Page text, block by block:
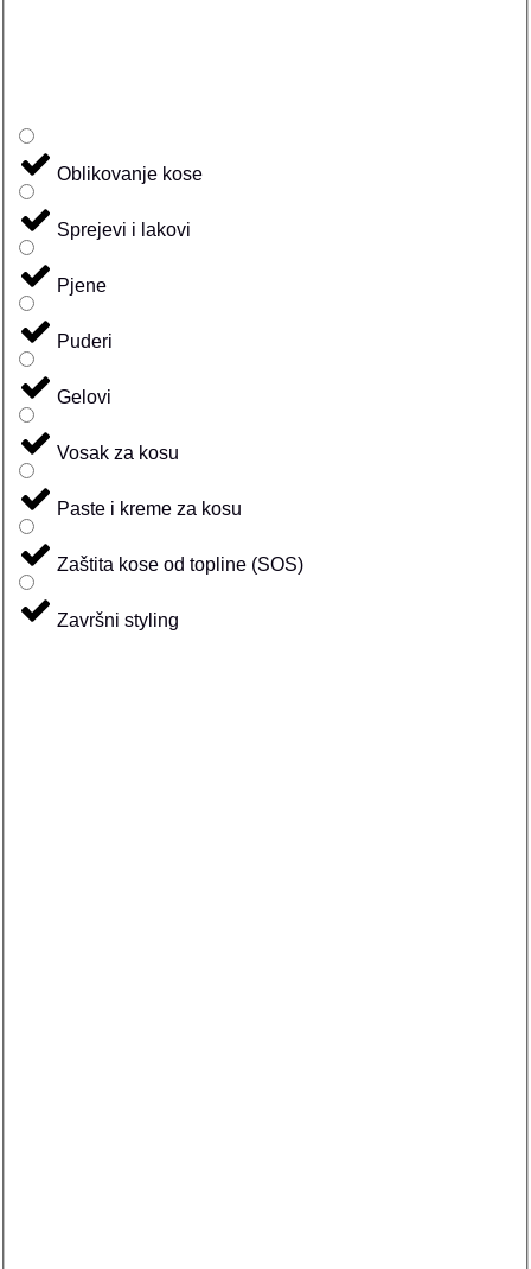
Oblikovanje kose
Sprejevi i lakovi
Pjene
Puderi
Gelovi
Vosak za kosu
Paste i kreme za kosu
Zaštita kose od topline (SOS)
Završni styling